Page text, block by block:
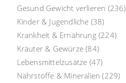
Gesund Gewicht verlieren (236)
Kinder & Jugendliche (38)
Krankheit & Ernährung(224)
Kräuter & Gewürze (84)
Lebensmittelzusätze (47)
Nährstoffe & Mineralien (229)